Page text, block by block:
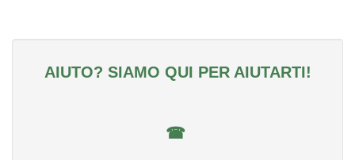
AIUTO? SIAMO QUI PER AIUTARTI!
☎